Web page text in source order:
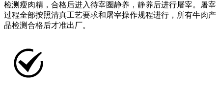
检测瘦肉精，合格后进入待宰圈静养，静养后进行屠宰。屠宰
过程全部按照清真工艺要求和屠宰操作规程进行，所有牛肉产
品检测合格后才准出厂。